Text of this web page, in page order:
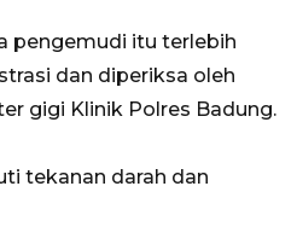
pengemudi itu terlebih
dan diperiksa oleh
gigi Klinik Polres Badung.
tekanan darah dan